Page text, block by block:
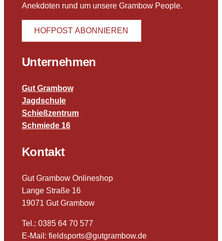
Anekdoten rund um unsere Grambow People.
HOFPOST ABONNIEREN
Unternehmen
Gut Grambow
Jagdschule
Schießzentrum
Schmiede 16
Kontakt
Gut Grambow Onlineshop
Lange Straße 16
19071 Gut Grambow
Tel.: 0385 64 70 577
E-Mail: fieldsports@gutgrambow.de